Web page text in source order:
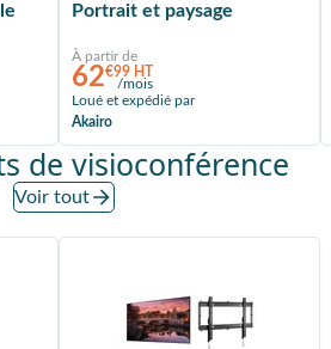
Portrait et paysage
À partir de
62€99 HT
/mois
Loué et expédié par
Akairo
de visioconférence
Voir tout